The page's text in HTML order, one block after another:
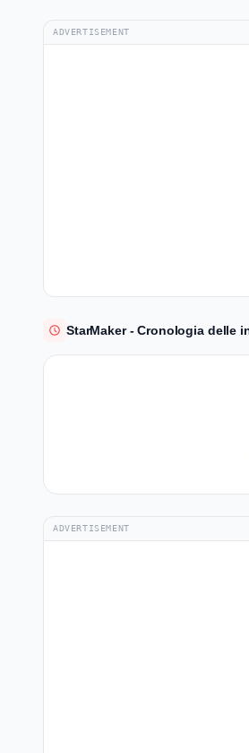
ADVERTISEMENT
StarMaker - Cronologia delle
ADVERTISEMENT